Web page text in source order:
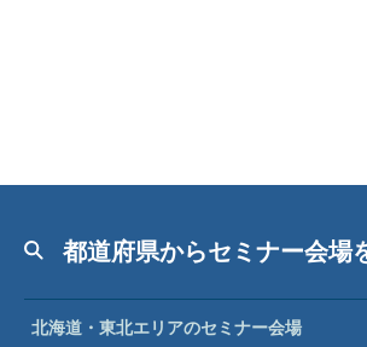
都道府県からセミナー会場
北海道・東北エリアのセミナー会場